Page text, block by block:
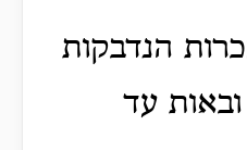
הנדבקות
עד